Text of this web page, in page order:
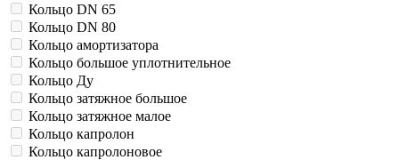
Кольцо DN 65
Кольцо DN 80
Кольцо амортизатора
Кольцо большое уплотнительное
Кольцо Ду
Кольцо затяжное большое
Кольцо затяжное малое
Кольцо капролон
Кольцо капролоновое